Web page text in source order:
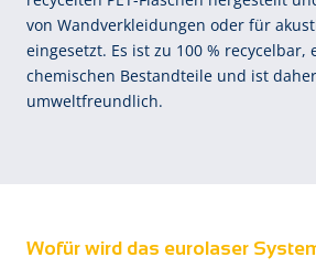
von Wandverkleidungen oder für
eingesetzt. Es ist zu 100 % recycelbar,
chemischen Bestandteile und ist
umweltfreundlich.
Wofür wird das eurolaser